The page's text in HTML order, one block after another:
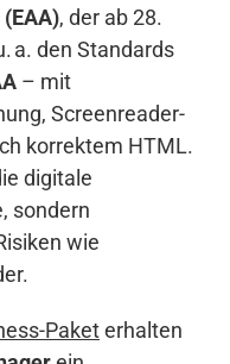
, der ab 28.
a. den Standards
– mit
Screenreader-
korrektem HTML.
digitale
sondern
wie
Paketerhalten